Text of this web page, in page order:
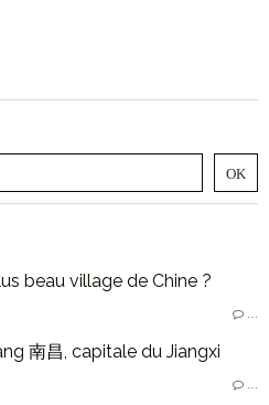
beau village de Chine ?
…
南昌, capitale du Jiangxi
…